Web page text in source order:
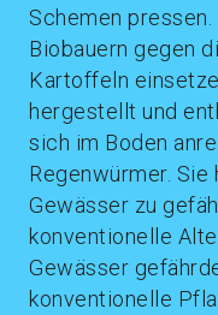
Schemen
Biobauern gegen
Kartoffeln
hergestellt und
sich im Boden
Regenwürmer. Sie
Gewässer zu
konventionelle
Gewässer
konventionelle